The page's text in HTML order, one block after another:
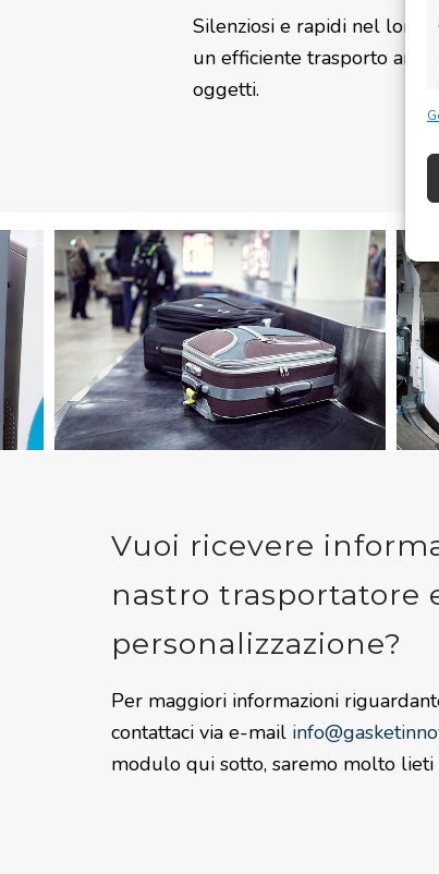
Silenziosi e rapidi nel loro
un efficiente trasporto
oggetti.
Vuoi ricevere
nastro trasportatore
personalizzazione?
Per maggiori informazioni
contattaci via e-mail
modulo qui sotto, saremo molto lieti